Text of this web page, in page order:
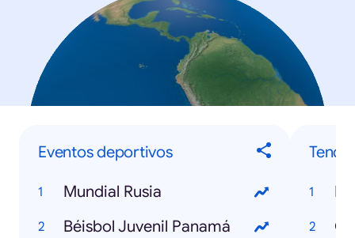
Eventos deportivos
Mundial Rusia
Béisbol Juvenil Panamá